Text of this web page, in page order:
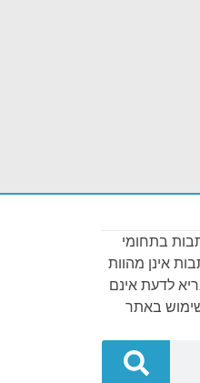
בתחומי
אינן מהוות
לדעת אינם
באתר